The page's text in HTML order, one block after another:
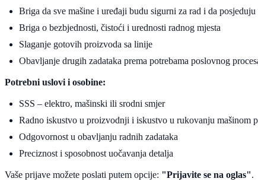
Briga da sve mašine i uređaji budu sigurni za rad i da
Briga o bezbjednosti, čistoći i urednosti radnog mjesta
Slaganje gotovih proizvoda sa linije
Obavljanje drugih zadataka prema potrebama poslovnog
Potrebni uslovi i osobine:
SSS – elektro, mašinski ili srodni smjer
Radno iskustvo u proizvodnji i iskustvo u rukovanju mašinom
Odgovornost u obavljanju radnih zadataka
Preciznost i sposobnost uočavanja detalja
Vaše prijave možete poslati putem opcije: "Prijavite se na oglas".